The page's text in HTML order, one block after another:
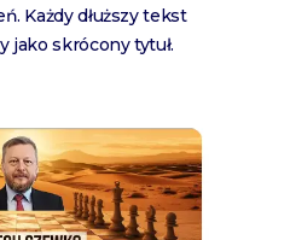
Każdy dłuższy tekst
jako skrócony tytuł.